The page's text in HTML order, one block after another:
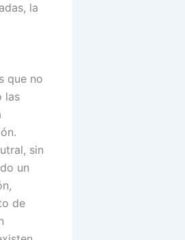
la
que no
las
sin
un
de